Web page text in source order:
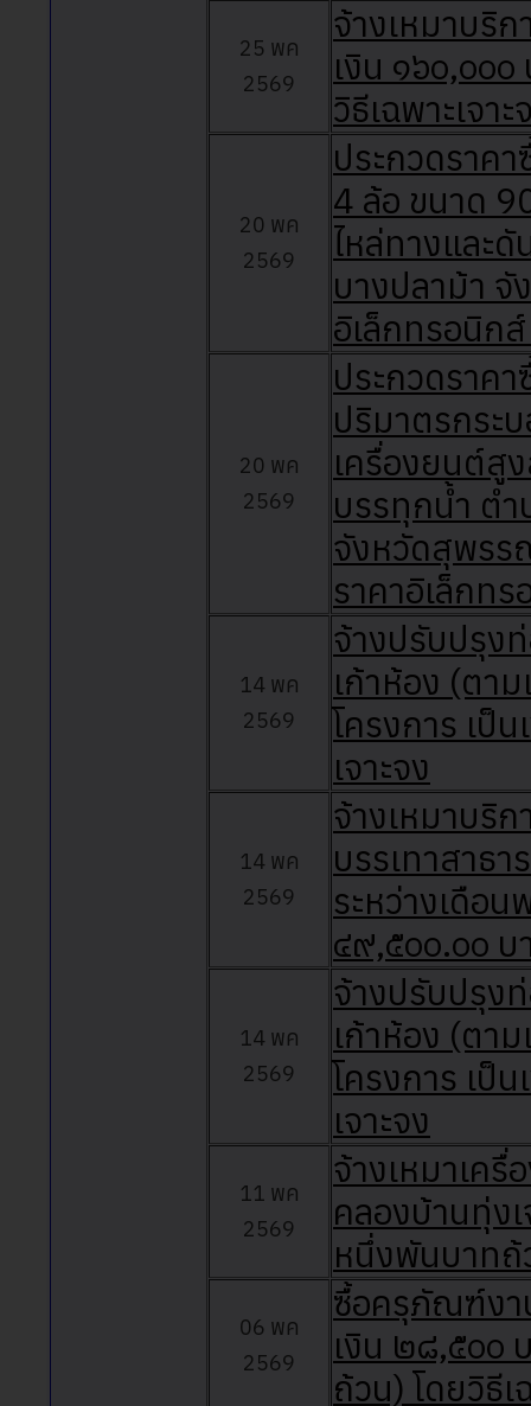
25 พค
2569
จ้างเหมาบริ
เงิน ๑๖๐,๐๐
วิธีเฉพาะเจาะ
20 พค
2569
ประกวดราค
4 ล้อ ขนาด
ไหล่ทางและ
บางปลาม้า
อิเล็กทรอนิก
20 พค
2569
ประกวดราค
ปริมาตรกระ
เครื่องยนต์สู
บรรทุกน้ำ ตำ
จังหวัดสุพรร
ราคาอิเล็กท
14 พค
2569
จ้างปรับปรุง
เก้าห้อง (ตา
โครงการ เป็
เจาะจง
14 พค
2569
จ้างเหมาบริ
บรรเทาสาธ
ระหว่างเดือ
๔๙,๕๐๐.๐๐ บ
14 พค
2569
จ้างปรับปรุง
เก้าห้อง (ตา
โครงการ เป็
เจาะจง
11 พค
2569
จ้างเหมาเค
คลองบ้านทุ่ง
หนึ่งพันบาทถ้
06 พค
2569
ซื้อครุภัณฑ์งา
เงิน ๒๘,๕๐๐
ถ้วน) โดยวิธีเ